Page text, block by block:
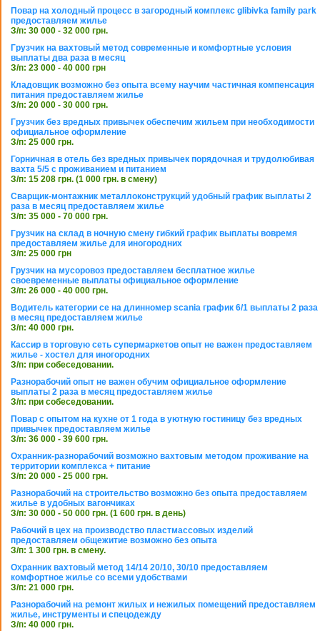
Повар на холодный процесс в загородный комплекс glibivka family park
предоставляем жилье
З/п: 30 000 - 32 000 грн.
Грузчик на вахтовый метод современные и комфортные условия
выплаты два раза в месяц
З/п: 23 000 - 40 000 грн
Кладовщик возможно без опыта всему научим частичная компенсация
питания предоставляем жилье
З/п: 20 000 - 30 000 грн.
Грузчик без вредных привычек обеспечим жильем при необходимости
официальное оформление
З/п: 25 000 грн.
Горничная в отель без вредных привычек порядочная и трудолюбивая
вахта 5/5 с проживанием и питанием
З/п: 15 208 грн. (1 000 грн. в смену)
Сварщик-монтажник металлоконструкций удобный график выплаты 2
раза в месяц предоставляем жилье
З/п: 35 000 - 70 000 грн.
Грузчик на склад в ночную смену гибкий график выплаты вовремя
предоставляем жилье для иногородних
З/п: 25 000 грн
Грузчик на мусоровоз предоставляем бесплатное жилье
своевременные выплаты официальное оформление
З/п: 26 000 - 40 000 грн.
Водитель категории се на длинномер scania график 6/1 выплаты 2 раза
в месяц предоставляем жилье
З/п: 40 000 грн.
Кассир в торговую сеть супермаркетов опыт не важен предоставляем
жилье - хостел для иногородних
З/п: при собеседовании.
Разнорабочий опыт не важен обучим официальное оформление
выплаты 2 раза в месяц предоставляем жилье
З/п: при собеседовании.
Повар с опытом на кухне от 1 года в уютную гостиницу без вредных
привычек предоставляем жилье
З/п: 36 000 - 39 600 грн.
Охранник-разнорабочий возможно вахтовым методом проживание на
территории комплекса + питание
З/п: 20 000 - 25 000 грн.
Разнорабочий на строительство возможно без опыта предоставляем
жилье в удобных вагончиках
З/п: 30 000 - 50 000 грн. (1 600 грн. в день)
Рабочий в цех на производство пластмассовых изделий
предоставляем общежитие возможно без опыта
З/п: 1 300 грн. в смену.
Охранник вахтовый метод 14/14 20/10, 30/10 предоставляем
комфортное жилье со всеми удобствами
З/п: 21 000 грн.
Разнорабочий на ремонт жилых и нежилых помещений предоставляем
жилье, инструменты и спецодежду
З/п: 40 000 грн.